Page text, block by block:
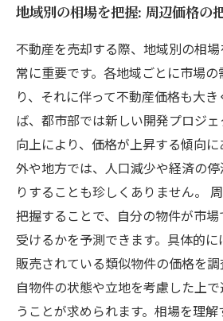
地域別の相場を把握: 周辺価格の
不動産を売却する際、地域別の相
常に重要です。各地域ごとに市場
り、それに伴って不動産価格も大
ば、都市部では新しい開発プロジ
向上により、価格が上昇する傾向
外や地方では、人口減少や経済の
りすることも珍しくありません。
把握することで、自分の物件が市
受けるかを予測できます。具体的
販売されている類似物件の価格を
自物件の状態や立地を考慮した上
うことが求められます。相場を理